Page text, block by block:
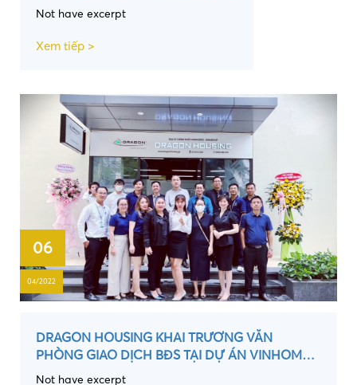
Not have excerpt
Xem tiếp >
06
04/2022
DRAGON HOUSING KHAI TRƯƠNG VĂN
PHÒNG GIAO DỊCH BĐS TẠI DỰ ÁN VINHOMES
GRAND PARK, TP. THỦ ĐỨC
Not have excerpt